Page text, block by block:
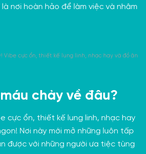
là nơi hoàn hảo để làm việc và nhâm
Vibe cực ổn, thiết kế lung linh, nhạc hay và đồ ăn
chảy về đâu?
cực ổn, thiết kế lung linh, nhạc hay
Nơi này mới mở những luôn tấp
được với những người ưa tiệc tùng